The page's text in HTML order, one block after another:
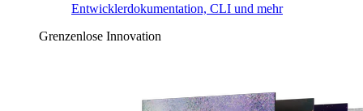
Entwicklerdokumentation, CLI und mehr
Grenzenlose Innovation